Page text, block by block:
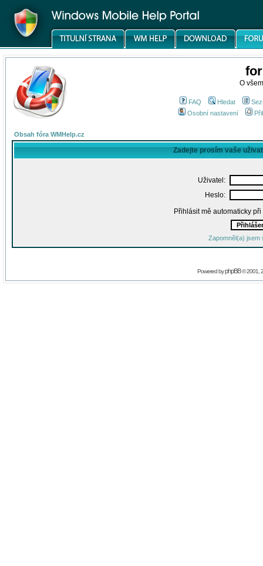
O
FAQ Hledat
Osobní nastavení
Obsah fóra WMHelp.cz
Zadejte prosím vaše
Uživatel:
Heslo:
Přihlásit mě automaticky
Zapomněl(a) jsem
Powered byphpBB© 2001,